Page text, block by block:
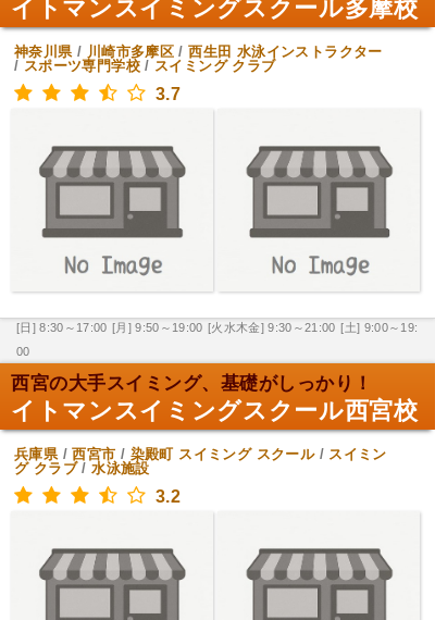
イトマンスイミングスクール多摩校
神奈川県/ 川崎市多摩区 /西生田 水泳インストラクター
/ スポーツ専門学校/ スイミング クラブ
3.7
[日] 8:30～17:00 [月] 9:50～19:00 [火水木金] 9:30～21:00 [土] 9:00～19:
00
西宮の大手スイミング、基礎がしっかり！
イトマンスイミングスクール西宮校
兵庫県/西宮市 / 染殿町 スイミング スクール/ スイミン
グ クラブ/水泳施設
3.2